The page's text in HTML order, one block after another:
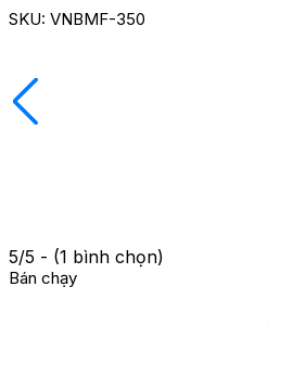
SKU: VNBMF-350
5/5 - (1 bình chọn)
Bán chạy